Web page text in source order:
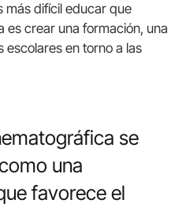
más difícil educar que
es crear una formación, una
escolares en torno a las
se
una
favorece el